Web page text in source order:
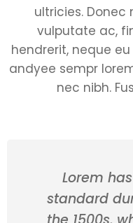
ultricies. Donec
vulputate ac,
hendrerit, neque
andyee sempr
nec nibh.
Lorem
standard